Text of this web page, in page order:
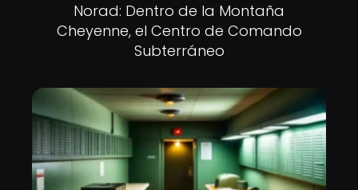
Norad: Dentro de la Montaña
Cheyenne, el Centro de Comando
Subterráneo